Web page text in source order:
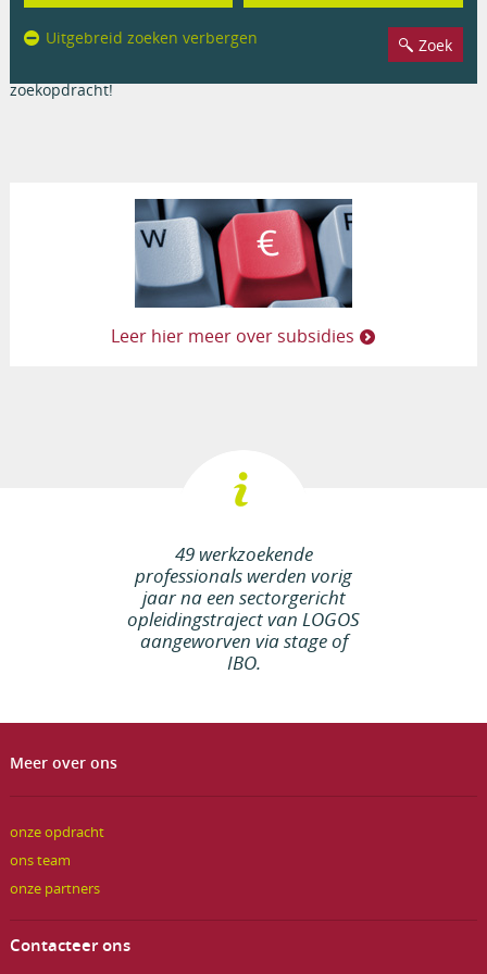
Uitgebreid zoeken verbergen
Er werden geen resultaten gevonden op basis van uw
zoekopdracht!
Leer hier meer over subsidies
49 werkzoekende
professionals werden vorig
jaar na een sectorgericht
opleidingstraject van LOGOS
aangeworven via stage of
IBO.
Meer over ons
onze opdracht
ons team
onze partners
Contacteer ons